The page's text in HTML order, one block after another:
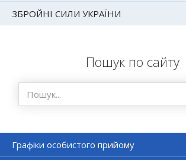
ЗБРОЙНІ СИЛИ УКРАЇНИ
Пошук по сайту
Графіки особистого прийому